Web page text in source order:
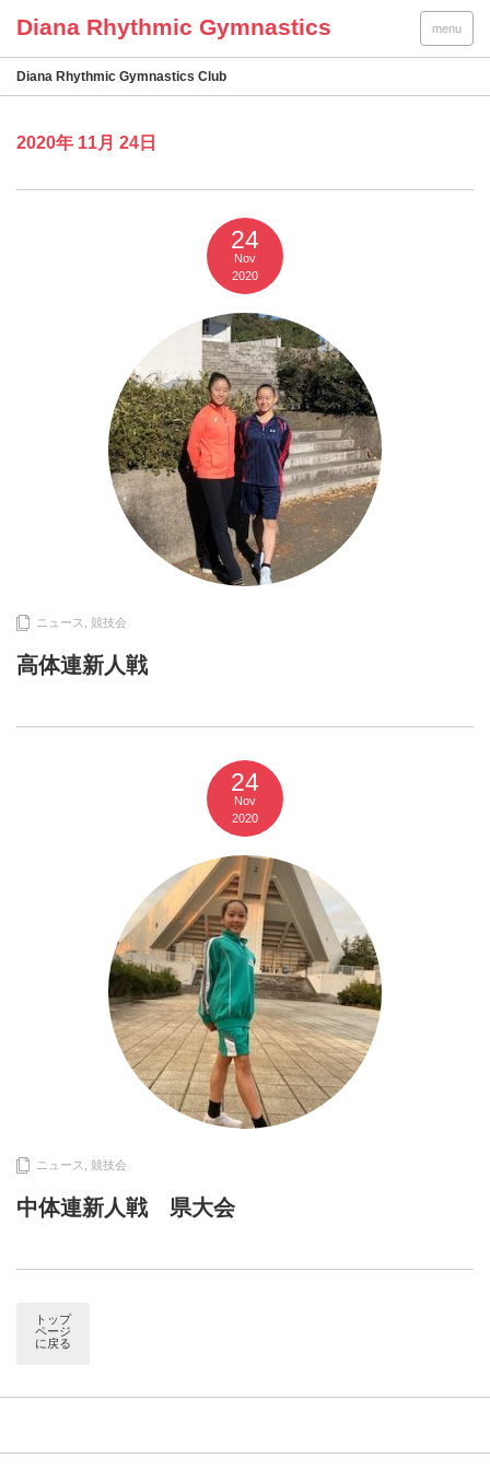
menu
Diana Rhythmic Gymnastics Club
2020年 11月 24日
24
Nov
2020
ニュース 競技会
高体連新人戦
24
Nov
2020
ニュース 競技会
中体連新人戦 県大会
トップ
ページ
に戻る